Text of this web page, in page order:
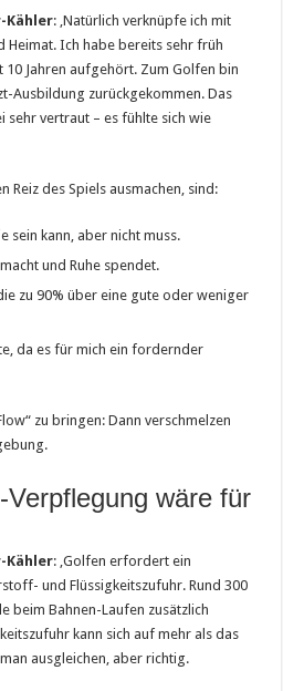
Kähler: ‚Natürlich verknüpfe ich mit
Heimat. Ich habe bereits sehr früh
Jahren aufgehört. Zum Golfen bin
Ausbildung zurückgekommen. Das
sehr vertraut – es fühlte sich wie
Reiz des Spiels ausmachen, sind:
sein kann, aber nicht muss.
und Ruhe spendet.
zu 90% über eine gute oder weniger
da es für mich ein fordernder
zu bringen: Dann verschmelzen
wäre für
Kähler: ‚Golfen erfordert ein
und Flüssigkeitszufuhr. Rund 300
beim Bahnen-Laufen zusätzlich
kann sich auf mehr als das
ausgleichen, aber richtig.